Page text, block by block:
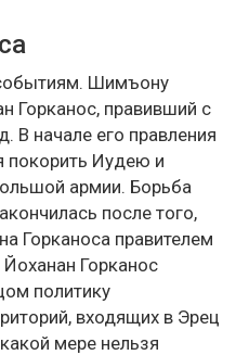
Шимъону
Горканос, правивший с
начале его правления
покорить Иудею и
армии. Борьба
после того,
Горканоса правителем
Горканос
политику
входящих в Эрец
мере нельзя